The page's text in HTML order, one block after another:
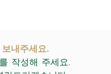
내주세요.
작성해 주세요.